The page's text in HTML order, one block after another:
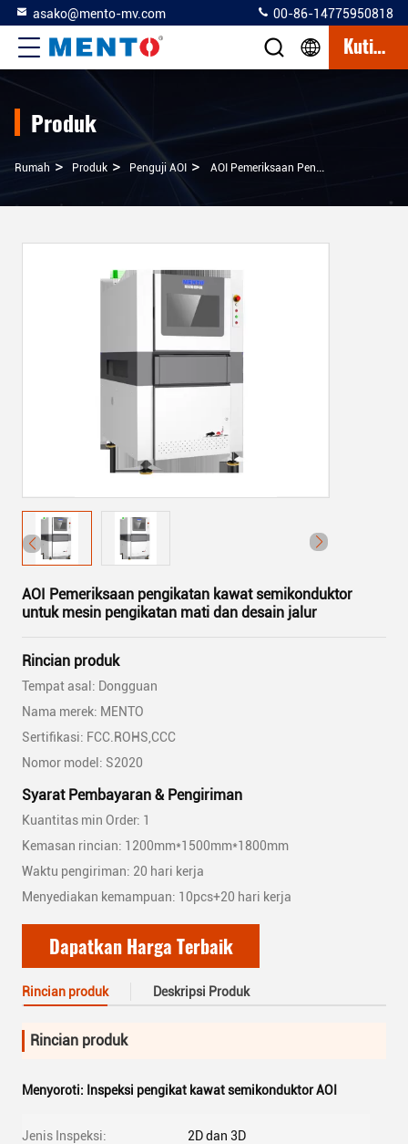
asako@mento-mv.com 00-86-14775950818
Kutipan
Produk
Rumah > Produk > Penguji AOI > AOI Pemeriksaan Pengikatan Kawat Semikonduktor Untuk Mesin Pengikatan Mati Dan Desain Jalur
AOI Pemeriksaan pengikatan kawat semikonduktor
untuk mesin pengikatan mati dan desain jalur
Rincian produk
Tempat asal: Dongguan
Nama merek: MENTO
Sertifikasi: FCC.ROHS,CCC
Nomor model: S2020
Syarat Pembayaran & Pengiriman
Kuantitas min Order: 1
Kemasan rincian: 1200mm*1500mm*1800mm
Waktu pengiriman: 20 hari kerja
Menyediakan kemampuan: 10pcs+20 hari kerja
Dapatkan Harga Terbaik
Rincian produk Deskripsi Produk
Rincian produk
Menyoroti: Inspeksi pengikat kawat semikonduktor AOI
Jenis Inspeksi: 2D dan 3D